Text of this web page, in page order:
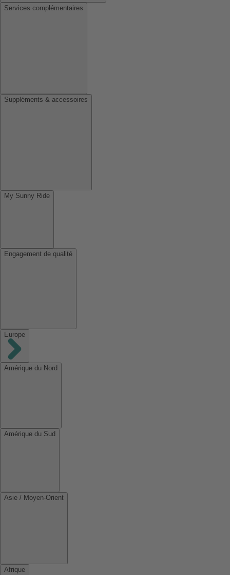
Services complémentaires
Suppléments & accessoires
My Sunny Ride
Engagement de qualité
Europe
Amérique du Nord
Amérique du Sud
Asie / Moyen-Orient
Afrique